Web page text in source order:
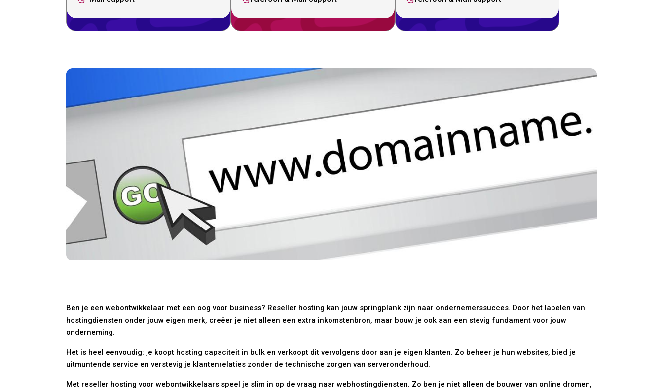
Ben je een webontwikkelaar met een oog voor business? Reseller hosting kan jouw springplank zijn naar ondernemerssucces. Door het labelen van
hostingdiensten onder jouw eigen merk, creëer je niet alleen een extra inkomstenbron, maar bouw je ook aan een stevig fundament voor jouw
onderneming.
Het is heel eenvoudig: je koopt hosting capaciteit in bulk en verkoopt dit vervolgens door aan je eigen klanten. Zo beheer je hun websites, bied je
uitmuntende service en verstevig je klantenrelaties zonder de technische zorgen van serveronderhoud.
Met reseller hosting voor webontwikkelaars speel je slim in op de vraag naar webhostingdiensten. Zo ben je niet alleen de bouwer van online dromen,